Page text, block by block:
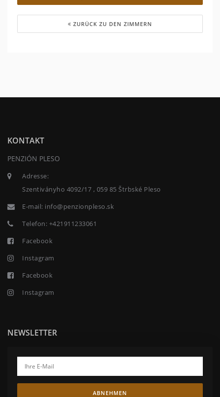
ZURÜCK ZU DEN ZIMMERN
KONTAKT
PENZIÓN PLESO
Adresse:
Szentiványho 4092/17 , 059 85 Štrbské Pleso
E-mail: info@penzionpleso.sk
Telefon: +421911233061
Facebook
Instagram
Facebook
Instagram
NEWSLETTER
ABNEHMEN